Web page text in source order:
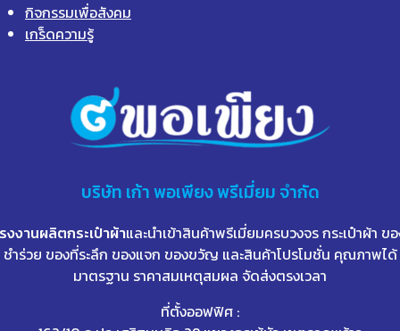
กิจกรรมเพื่อสังคม
เกร็ดความรู้
บริษัท เก้าพอเพียง พรีเมี่ยม จำกัด
งงานผลิตกระเป๋าผ้าและนำเข้าสินค้าพรีเมี่ยมครบวงจร กระเป๋าผ้า ข
ชำร่วย ของที่ระลึก ของแจก ของขวัญ และสินค้าโปรโมชั่น คุณภาพได้
มาตรฐาน ราคาสมเหตุสมผล จัดส่งตรงเวลา
ที่ตั้งออฟฟิศ :